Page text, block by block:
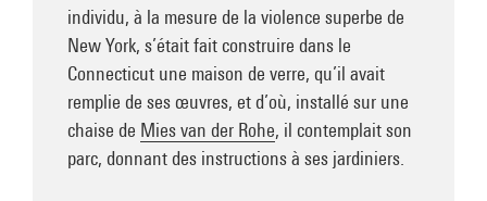
individu, à la mesure de la violence superbe de
New York, s’était fait construire dans le
Connecticut une maison de verre, qu’il avait
remplie de ses œuvres, et d’où, installé sur une
chaise de Mies van der Rohe, il contemplait son
parc, donnant des instructions à ses jardiniers.